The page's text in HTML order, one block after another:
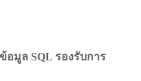
อมูล SQL รองรับการ